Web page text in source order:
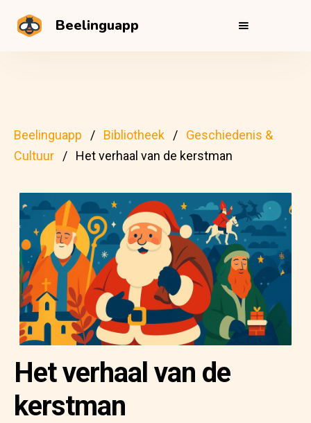
Beelinguapp
Beelinguapp Bibliotheek
Geschiedenis &
Cultuur
Het verhaal van de kerstman
Het verhaal van de
kerstman